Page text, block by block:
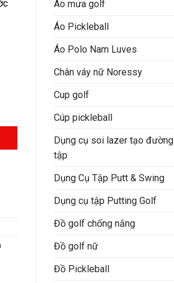
Áo mưa golf
Áo Pickleball
Áo Polo Nam Luves
Chân váy nữ Noressy
Cup golf
Cúp pickleball
Dụng cụ soi lazer tạo đường
tập
Dụng Cụ Tập Putt & Swing
Dụng cụ tập Putting Golf
Đồ golf chống nắng
Đồ golf nữ
Đồ Pickleball